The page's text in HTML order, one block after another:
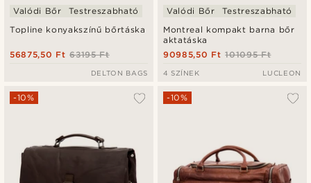
Topline konyakszínű bőrtáska
Valódi Bőr Testreszabható
63195 Ft
56875,50 Ft
DELTON BAGS
Montreal kompakt barna bőr
aktatáska
Valódi Bőr Testreszabható
101095 Ft
90985,50 Ft
4 SZÍNEK LUCLEON
-10% -10%